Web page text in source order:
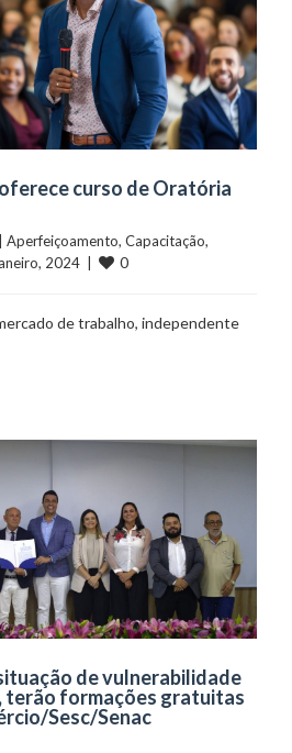
curso de Oratória
Aperfeiçoamento, Capacitação
janeiro, 2024  |
0
de trabalho, independente
de vulnerabilidade
terão formações gratuitas
Sesc/Senac